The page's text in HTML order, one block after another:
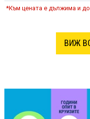
*Към цената е дължима и
ВИЖ